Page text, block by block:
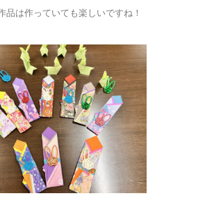
品は作っていても楽しいですね！